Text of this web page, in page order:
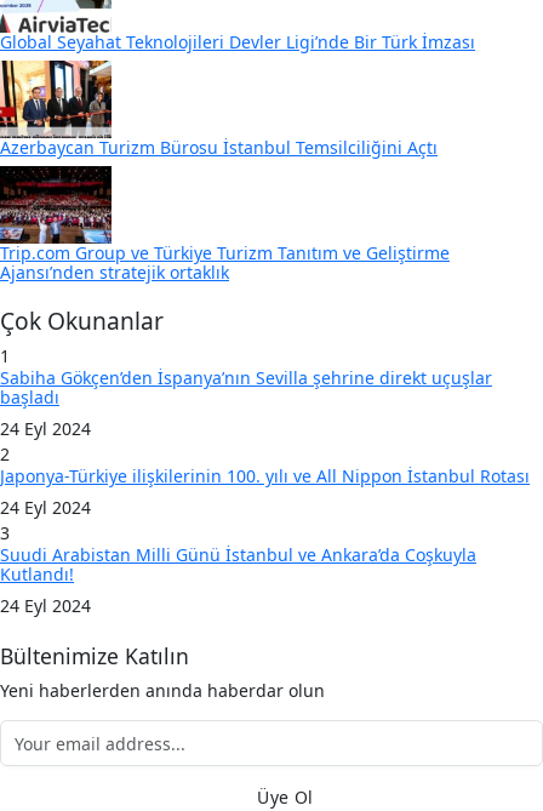
Global Seyahat Teknolojileri Devler Ligi’nde Bir Türk İmzası
Azerbaycan Turizm Bürosu İstanbul Temsilciliğini Açtı
Trip.com Group ve Türkiye Turizm Tanıtım ve Geliştirme
Ajansı’nden stratejik ortaklık
Çok Okunanlar
1
Sabiha Gökçen’den İspanya’nın Sevilla şehrine direkt uçuşlar
başladı
24 Eyl 2024
2
Japonya-Türkiye ilişkilerinin 100. yılı ve All Nippon İstanbul Rotası
24 Eyl 2024
3
Suudi Arabistan Milli Günü İstanbul ve Ankara’da Coşkuyla
Kutlandı!
24 Eyl 2024
Bültenimize Katılın
Yeni haberlerden anında haberdar olun
Üye Ol